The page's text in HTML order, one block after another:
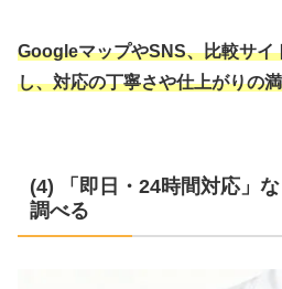
GoogleマップやSNS、比較サイ
し、対応の丁寧さや仕上がりの
(4) 「即日・24時間対応」
調べる